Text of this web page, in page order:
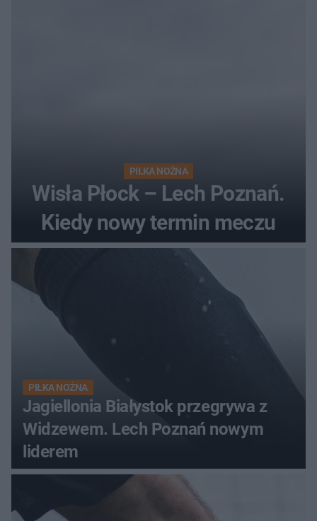
PIŁKA NOŻNA
Wisła Płock – Lech Poznań.
Kiedy nowy termin meczu
PIŁKA NOŻNA
Jagiellonia Białystok przegrywa z
Widzewem. Lech Poznań nowym
liderem